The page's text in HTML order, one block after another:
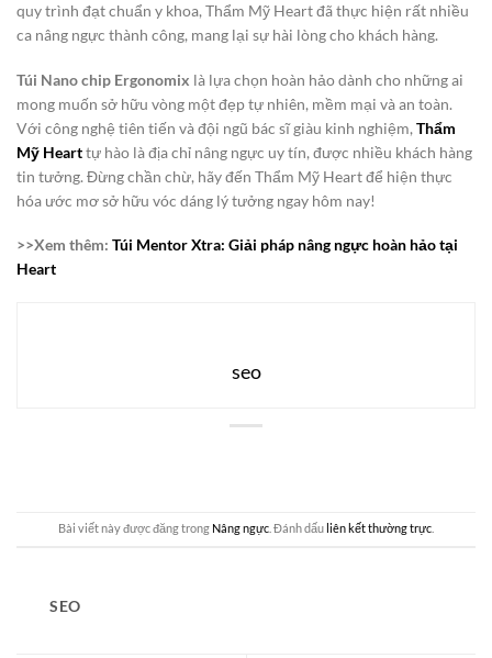
quy trình đạt chuẩn y khoa, Thẩm Mỹ Heart đã thực hiện rất nhiều
ca nâng ngực thành công, mang lại sự hài lòng cho khách hàng.
Túi Nano chip Ergonomix là lựa chọn hoàn hảo dành cho những ai
mong muốn sở hữu vòng một đẹp tự nhiên, mềm mại và an toàn.
Với công nghệ tiên tiến và đội ngũ bác sĩ giàu kinh nghiệm, Thẩm
Mỹ Hearttự hào là địa chỉ nâng ngực uy tín, được nhiều khách hàng
tin tưởng. Đừng chần chừ, hãy đến Thẩm Mỹ Heart để hiện thực
hóa ước mơ sở hữu vóc dáng lý tưởng ngay hôm nay!
>>Xem thêm: Túi Mentor Xtra: Giải pháp nâng ngực hoàn hảo tại
Heart​
seo
Bài viết này được đăng trong Nâng ngực . Đánh dấu liên kết thường trực
SEO